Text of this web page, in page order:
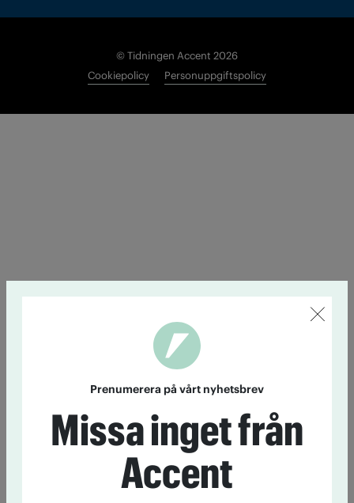
© Tidningen Accent 2026
Cookiepolicy
Personuppgiftspolicy
Prenumerera på vårt nyhetsbrev
Missa inget från
Accent